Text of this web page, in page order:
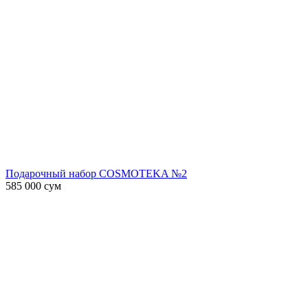
Подарочный набор COSMOTEKA №2
585 000 сум